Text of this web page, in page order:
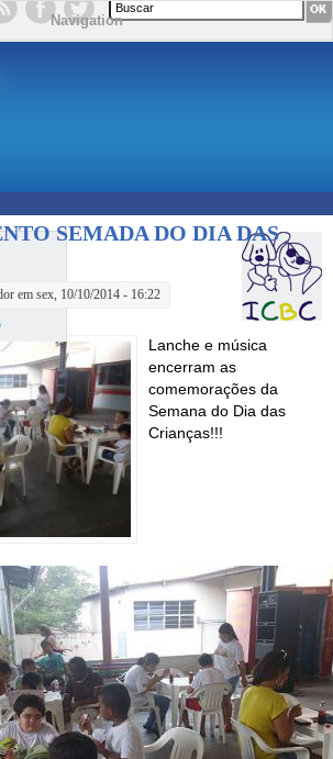
NavigationFormulário de busca
SEMADA DO DIA DAS
em sex, 10/10/2014 - 16:22
Lanche e música
encerram as
comemorações da
Semana do Dia das
Crianças!!!